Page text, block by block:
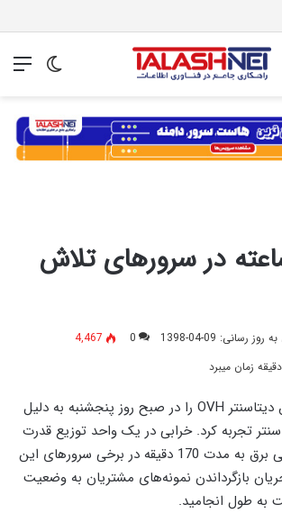
تغییر
3 ساعته در سرورهای تلاش
رسانی: 09-04-1398 0
4,467
تلاش نت قطعی برق دیتاسنتر OVH را در صبح روز پنجشنبه به دلیل
تجربه کرد. خرابی در یک واحد توزیع قدرت
(PDU) منجر به قطعی برق به مدت 170 دقیقه در برخی سرورهای این
بازگرداندن نمونه‌های مشتریان به وضعیت
به طول انجامید.